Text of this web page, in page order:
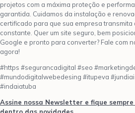
projetos com a máxima proteção e
garantida. Cuidamos da instalação e
certificado para que sua empresa transmita
constante. Quer um site seguro, bem
Google e pronto para converter? Fale com
agora!
#https #segurancadigital #seo
#mundodigitalwebedesing #itupeva #jundiai
#indaiatuba
Assine nossa Newsletter e fique sempre